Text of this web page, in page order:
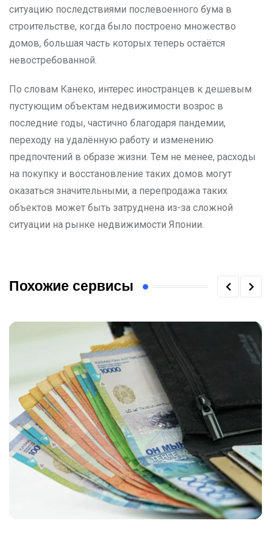
ситуацию последствиями послевоенного бума в
строительстве, когда было построено множество
домов, большая часть которых теперь остаётся
невостребованной.
По словам Канеко, интерес иностранцев к дешевым
пустующим объектам недвижимости возрос в
последние годы, частично благодаря пандемии,
переходу на удалённую работу и изменению
предпочтений в образе жизни. Тем не менее, расходы
на покупку и восстановление таких домов могут
оказаться значительными, а перепродажа таких
объектов может быть затруднена из-за сложной
ситуации на рынке недвижимости Японии.
Похожие сервисы